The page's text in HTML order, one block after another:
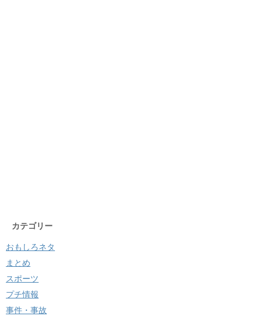
カテゴリー
おもしろネタ
まとめ
スポーツ
プチ情報
事件・事故